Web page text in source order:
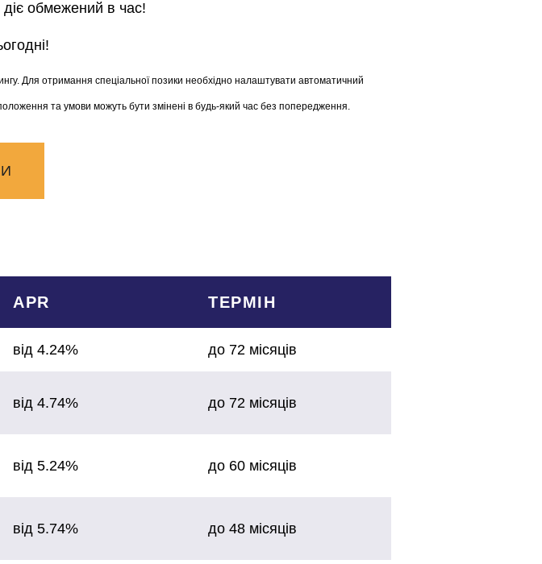
діє обмежений в час!
Для отримання спеціальної позики необхідно налаштувати автоматичний
та умови можуть бути змінені в будь-який час без попередження.
APR ТЕРМІН
від 4.24% до 72 місяців
від 4.74% до 72 місяців
від 5.24% до 60 місяців
від 5.74% до 48 місяців